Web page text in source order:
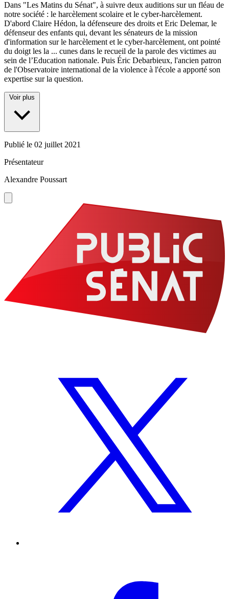
Dans "Les Matins du Sénat", à suivre deux auditions sur un fléau de
notre société : le harcèlement scolaire et le cyber-harcèlement.
D'abord Claire Hédon, la défenseure des droits et Eric Delemar, le
défenseur des enfants qui, devant les sénateurs de la mission
d'information sur le harcèlement et le cyber-harcèlement, ont pointé
du doigt les la ... cunes dans le recueil de la parole des victimes au
sein de l’Education nationale. Puis Éric Debarbieux, l'ancien patron
de l'Observatoire international de la violence à l'école a apporté son
expertise sur la question.
Voir plus
Publié le 02 juillet 2021
Présentateur
Alexandre Poussart